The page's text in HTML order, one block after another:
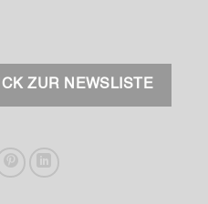
ZUR NEWSLISTE